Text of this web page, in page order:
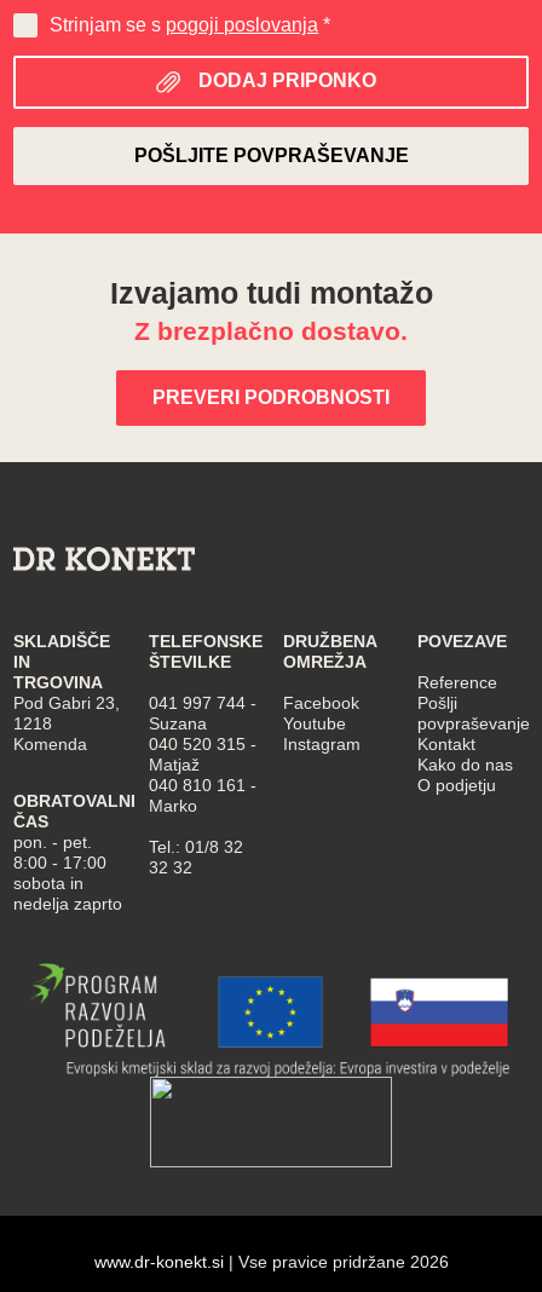
Strinjam se s pogoji poslovanja *
DODAJ PRIPONKO
Izvajamo tudi montažo
Z brezplačno dostavo.
PREVERI PODROBNOSTI
SKLADIŠČE
IN
TRGOVINA
Pod Gabri 23,
1218
Komenda
OBRATOVALNI
ČAS
pon. - pet.
8:00 - 17:00
sobota in
nedelja zaprto
TELEFONSKE
ŠTEVILKE
041 997 744-
Suzana
040 520 315-
Matjaž
040 810 161 -
Marko
Tel.: 01/8 32
32 32
DRUŽBENA
OMREŽJA
Facebook
Youtube
Instagram
POVEZAVE
Reference
Pošlji
povpraševanje
Kontakt
Kako do nas
O podjetju
www.dr-konekt.si| Vse pravice pridržane 2026